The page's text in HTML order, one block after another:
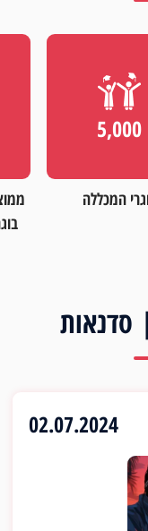
5,000
המכללה
סדנאות
02.07.2024